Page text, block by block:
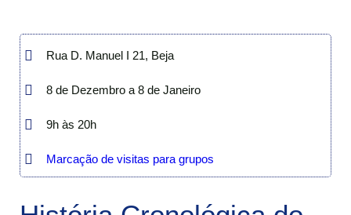
Rua D. Manuel I 21, Beja
8 de Dezembro a 8 de Janeiro
9h às 20h
Marcação de visitas para grupos